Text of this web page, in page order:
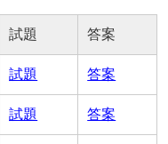
試題 答案
試題 答案
試題 答案